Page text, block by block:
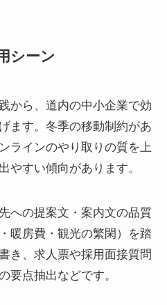
シーン
から、道内の中小企業で効
ます。冬季の移動制約があ
ラインのやり取りの質を上
やすい傾向があります。
への提案文・案内文の品質
暖房費・観光の繁閑）を踏
き、求人票や採用面接質問
要点抽出などです。